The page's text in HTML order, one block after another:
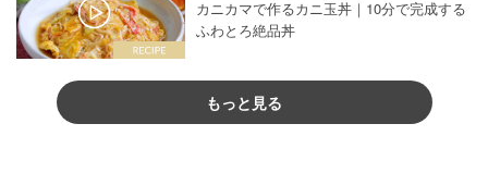
カニカマで作るカニ玉丼｜10分で完成する
ふわとろ絶品丼
もっと見る